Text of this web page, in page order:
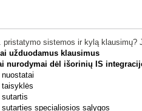
pristatymo sistemos ir kylą klausimų?
užduodamus klausimus
nurodymai dėl išorinių IS
specialiosios sąlygos